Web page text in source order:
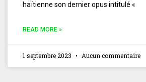
haïtienne son dernier opus intitulé «
READ MORE »
1 septembre 2023 Aucun commentaire